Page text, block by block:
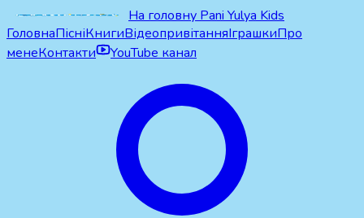
На головну Pani Yulya Kids
ГоловнаПісніКнигиВідеопривітанняІграшкиПро
менеКонтакти YouTube канал